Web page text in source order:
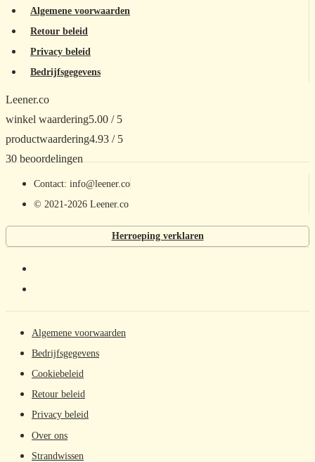
Algemene voorwaarden
Retour beleid
Privacy beleid
Bedrijfsgegevens
Leener.co
winkel waardering5.00 / 5
productwaardering4.93 / 5
30 beoordelingen
Contact: info@leener.co
© 2021-2026 Leener.co
Herroeping verklaren
Algemene voorwaarden
Bedrijfsgegevens
Cookiebeleid
Retour beleid
Privacy beleid
Over ons
Strandwissen